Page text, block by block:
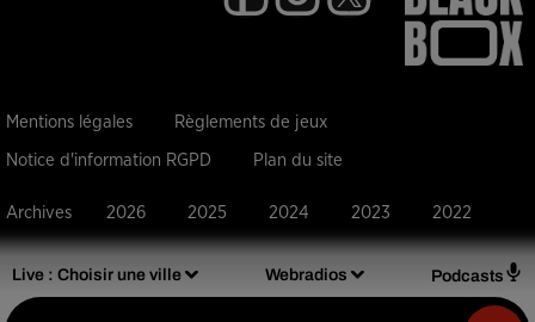
Live : Choisir une ville Webradios Podcasts
Mentions légales Règlements de jeux
Notice d'information RGPD Plan du site
Archives 2026 2025 2024 2023 2022